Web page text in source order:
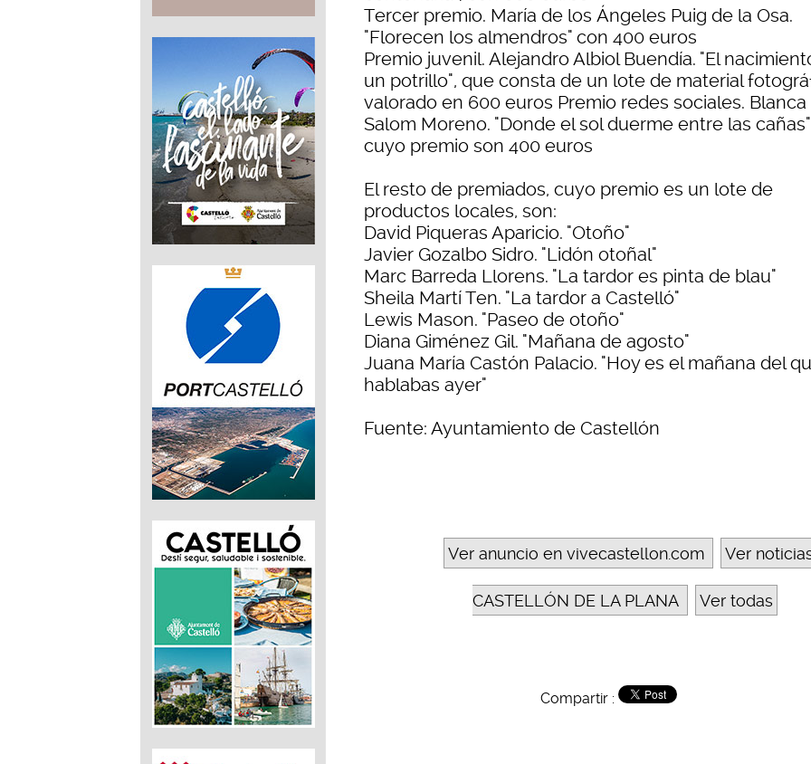
Tercer premio. María de los Ángeles Puig de la Osa.
"Florecen los almendros" con 400 euros
Premio juvenil. Alejandro Albiol Buendía. "El
un potrillo", que consta de un lote de material
valorado en 600 euros Premio redes sociales. Blanca
Salom Moreno. "Donde el sol duerme entre las
cuyo premio son 400 euros
El resto de premiados, cuyo premio es un lote de
productos locales, son:
David Piqueras Aparicio. "Otoño"
Javier Gozalbo Sidro. "Lidón otoñal"
Marc Barreda Llorens. "La tardor es pinta de blau"
Sheila Martí Ten. "La tardor a Castelló"
Lewis Mason. "Paseo de otoño"
Diana Giménez Gil. "Mañana de agosto"
Juana María Castón Palacio. "Hoy es el mañana del
hablabas ayer"
Fuente: Ayuntamiento de Castellón
Ver anuncio en vivecastellon.com Ver
CASTELLÓN DE LA PLANA Ver todas
Compartir :